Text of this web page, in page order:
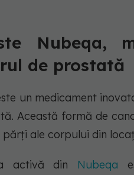
Nubeqa,
de prostată
un medicament
Această formă de
ale corpului din
activă din Nubeqa